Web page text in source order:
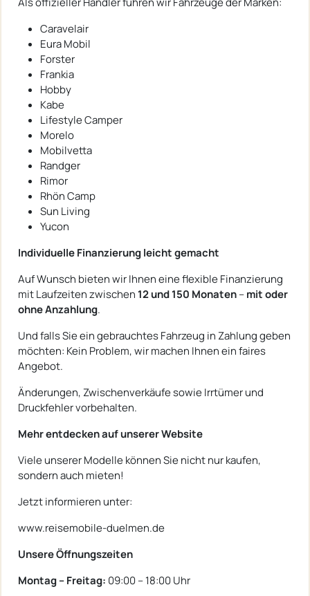
Caravelair
Eura Mobil
Forster
Frankia
Hobby
Kabe
Lifestyle Camper
Morelo
Mobilvetta
Randger
Rimor
Rhön Camp
Sun Living
Yucon
Individuelle Finanzierung leicht gemacht
Auf Wunsch bieten wir Ihnen eine flexible Finanzierung
mit Laufzeiten zwischen 12 und 150 Monaten–mit oder
ohne Anzahlung.
Und falls Sie ein gebrauchtes Fahrzeug in Zahlung geben
möchten: Kein Problem, wir machen Ihnen ein faires
Angebot.
Änderungen, Zwischenverkäufe sowie Irrtümer und
Druckfehler vorbehalten.
Mehr entdecken auf unserer Website
Viele unserer Modelle können Sie nicht nur kaufen,
sondern auch mieten!
Jetzt informieren unter:
www.reisemobile-duelmen.de
Unsere Öffnungszeiten
Montag – Freitag: 09:00 – 18:00 Uhr